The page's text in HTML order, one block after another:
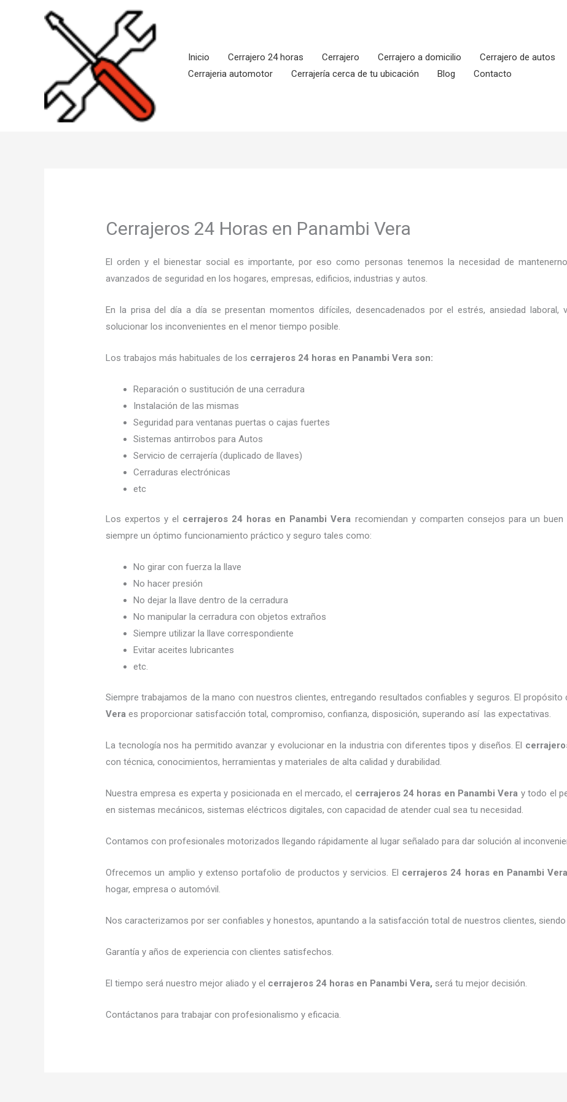
Inicio
Cerrajero 24 horas Cerrajero Cerrajero a domicilio Cerrajero de autos
Cerrajeria automotor
Cerrajería cerca de tu ubicación Blog Contacto
Cerrajeros 24 Horas en Panambi Vera
El orden y el bienestar social es importante, por eso como personas tenemos la necesidad de
avanzados de seguridad en los hogares, empresas, edificios, industrias y autos.
En la prisa del día a día se presentan momentos difíciles, desencadenados por el estrés, ansiedad laboral,
solucionar los inconvenientes en el menor tiempo posible.
Los trabajos más habituales de los cerrajeros 24 horas en Panambi Vera son:
Reparación o sustitución de una cerradura
Instalación de las mismas
Seguridad para ventanas puertas o cajas fuertes
Sistemas antirrobos para Autos
Servicio de cerrajería (duplicado de llaves)
Cerraduras electrónicas
etc
Los expertos y el cerrajeros 24 horas en Panambi Vera recomiendan y comparten consejos para un
siempre un óptimo funcionamiento práctico y seguro tales como:
No girar con fuerza la llave
No hacer presión
No dejar la llave dentro de la cerradura
No manipular la cerradura con objetos extraños
Siempre utilizar la llave correspondiente
Evitar aceites lubricantes
etc.
Siempre trabajamos de la mano con nuestros clientes, entregando resultados confiables y seguros. El propósito
Vera es proporcionar satisfacción total, compromiso, confianza, disposición, superando así las expectativas.
La tecnología nos ha permitido avanzar y evolucionar en la industria con diferentes tipos y diseños. El
con técnica, conocimientos, herramientas y materiales de alta calidad y durabilidad.
Nuestra empresa es experta y posicionada en el mercado, el cerrajeros 24 horas en Panambi Vera y todo el
en sistemas mecánicos, sistemas eléctricos digitales, con capacidad de atender cual sea tu necesidad.
Contamos con profesionales motorizados llegando rápidamente al lugar señalado para dar solución al
Ofrecemos un amplio y extenso portafolio de productos y servicios. El cerrajeros 24 horasen Panambi
hogar, empresa o automóvil.
Nos caracterizamos por ser confiables y honestos, apuntando a la satisfacción total de nuestros clientes,
Garantía y años de experiencia con clientes satisfechos.
El tiempo será nuestro mejor aliado y el cerrajeros 24 horas en Panambi Vera, será tu mejor decisión.
Contáctanos para trabajar con profesionalismo y eficacia.